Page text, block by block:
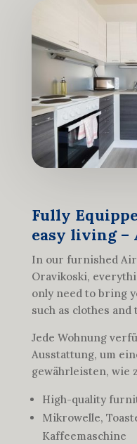
Fully
easy living –
In our furnished
Oravikoski,
only need to bring
such as clothes
Jede Wohnung
Ausstattung, um
gewährleisten, wie
High-quality
Mikrowelle,
Kaffeemaschine